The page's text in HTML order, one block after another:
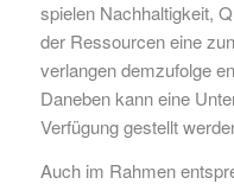
spielen Nachhaltigkeit,
der Ressourcen eine
verlangen demzufolge
Daneben kann eine
Verfügung gestellt
Auch im Rahmen